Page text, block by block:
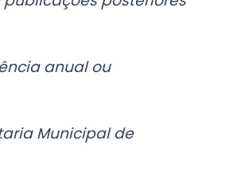
anual ou
Municipal de